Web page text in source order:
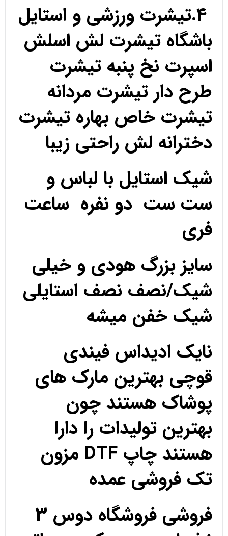
4.تیشرت ورزشی و استایل
باشگاه تیشرت لش اسلش
اسپرت نخ پنبه تیشرت
طرح دار تیشرت مردانه
تیشرت خاص بهاره تیشرت
دخترانه لش راحتی زیبا
شیک استایل با لباس و
ست ست دو نفره ساعت
فری
سایز بزرگ هودی و خیلی
شیک/نصف نصف استایلی
شیک خفن میشه
نایک ادیداس فیندی
قوچی بهترین مارک های
پوشاک هستند چون
بهترین تولیدات را دارا
هستند چاپ DTF مزون
تک فروشی عمده
فروشی فروشگاه دوس 3